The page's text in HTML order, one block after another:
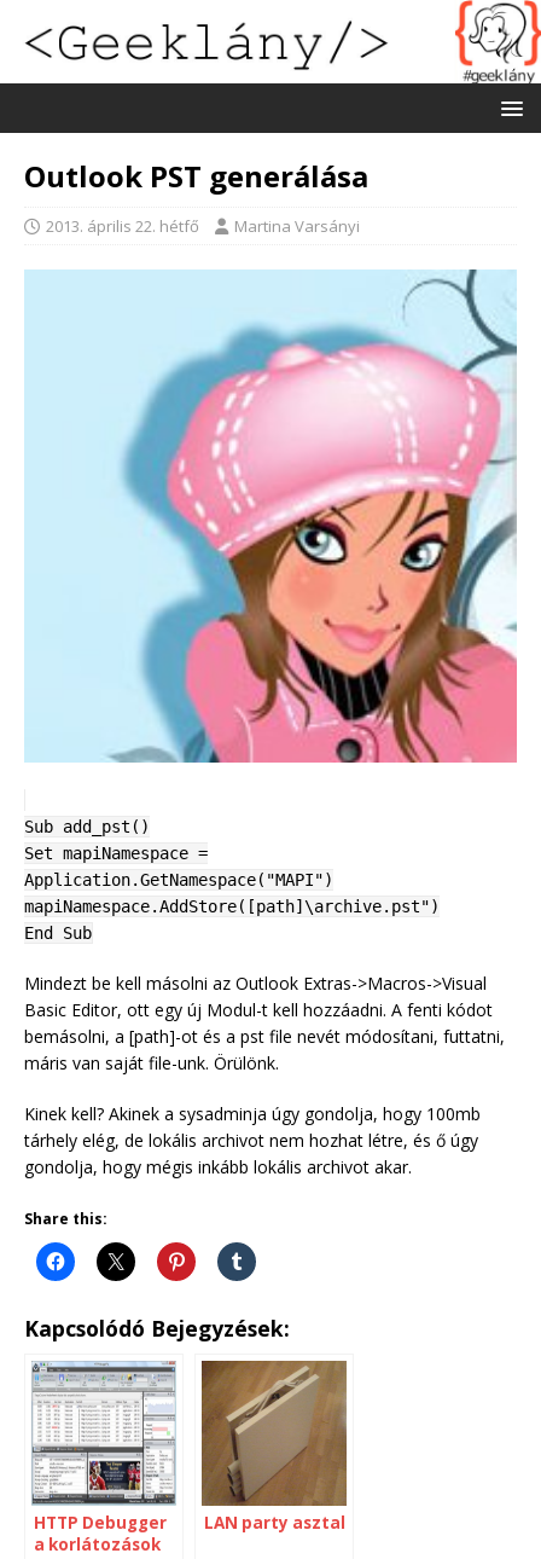
Outlook PST generálása
2013. április 22. hétfő Martina Varsányi
Sub add_pst()
Set mapiNamespace =
Application.GetNamespace("MAPI")
mapiNamespace.AddStore([path]\archive.pst")
End Sub
Mindezt be kell másolni az Outlook Extras->Macros->Visual
Basic Editor, ott egy új Modul-t kell hozzáadni. A fenti kódot
bemásolni, a [path]-ot és a pst file nevét módosítani, futtatni,
máris van saját file-unk. Örülönk.
Kinek kell? Akinek a sysadminja úgy gondolja, hogy 100mb
tárhely elég, de lokális archivot nem hozhat létre, és ő úgy
gondolja, hogy mégis inkább lokális archivot akar.
Share this:
Kapcsolódó Bejegyzések:
HTTP Debugger
a korlátozások
LAN party asztal